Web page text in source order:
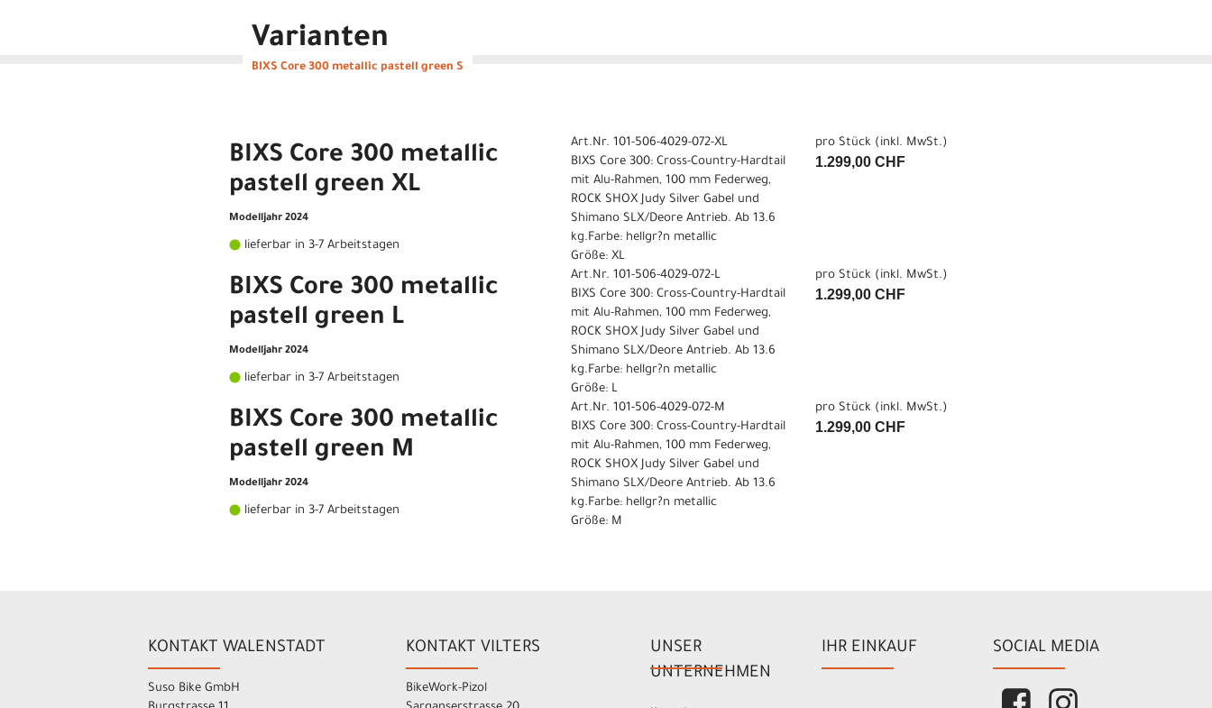
Varianten
BIXS Core 300 metallic pastell green S
BIXS Core 300 metallic
pastell green XL
Modelljahr 2024
lieferbar in 3-7 Arbeitstagen
Art.Nr. 101-506-4029-072-XL
BIXS Core 300: Cross-Country-Hardtail
mit Alu-Rahmen, 100 mm Federweg,
ROCK SHOX Judy Silver Gabel und
Shimano SLX/Deore Antrieb. Ab 13.6
kg.Farbe: hellgr?n metallic
Größe: XL
pro Stück (inkl. MwSt.)
1.299,00 CHF
BIXS Core 300 metallic
pastell green L
Modelljahr 2024
lieferbar in 3-7 Arbeitstagen
Art.Nr. 101-506-4029-072-L
BIXS Core 300: Cross-Country-Hardtail
mit Alu-Rahmen, 100 mm Federweg,
ROCK SHOX Judy Silver Gabel und
Shimano SLX/Deore Antrieb. Ab 13.6
kg.Farbe: hellgr?n metallic
Größe: L
pro Stück (inkl. MwSt.)
1.299,00 CHF
BIXS Core 300 metallic
pastell green M
Modelljahr 2024
lieferbar in 3-7 Arbeitstagen
Art.Nr. 101-506-4029-072-M
BIXS Core 300: Cross-Country-Hardtail
mit Alu-Rahmen, 100 mm Federweg,
ROCK SHOX Judy Silver Gabel und
Shimano SLX/Deore Antrieb. Ab 13.6
kg.Farbe: hellgr?n metallic
Größe: M
pro Stück (inkl. MwSt.)
1.299,00 CHF
KONTAKT WALENSTADT
Suso Bike GmbH
KONTAKT VILTERS
BikeWork-Pizol
UNSER
UNTERNEHMEN
IHR EINKAUF SOCIAL MEDIA